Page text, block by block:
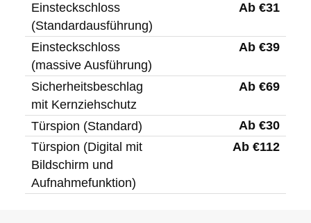
Einsteckschloss
(Standardausführung)
Ab €31
Einsteckschloss
(massive Ausführung)
Ab €39
Sicherheitsbeschlag
mit Kernziehschutz
Ab €69
Türspion (Standard)
Ab €30
Türspion (Digital mit
Bildschirm und
Aufnahmefunktion)
Ab €112